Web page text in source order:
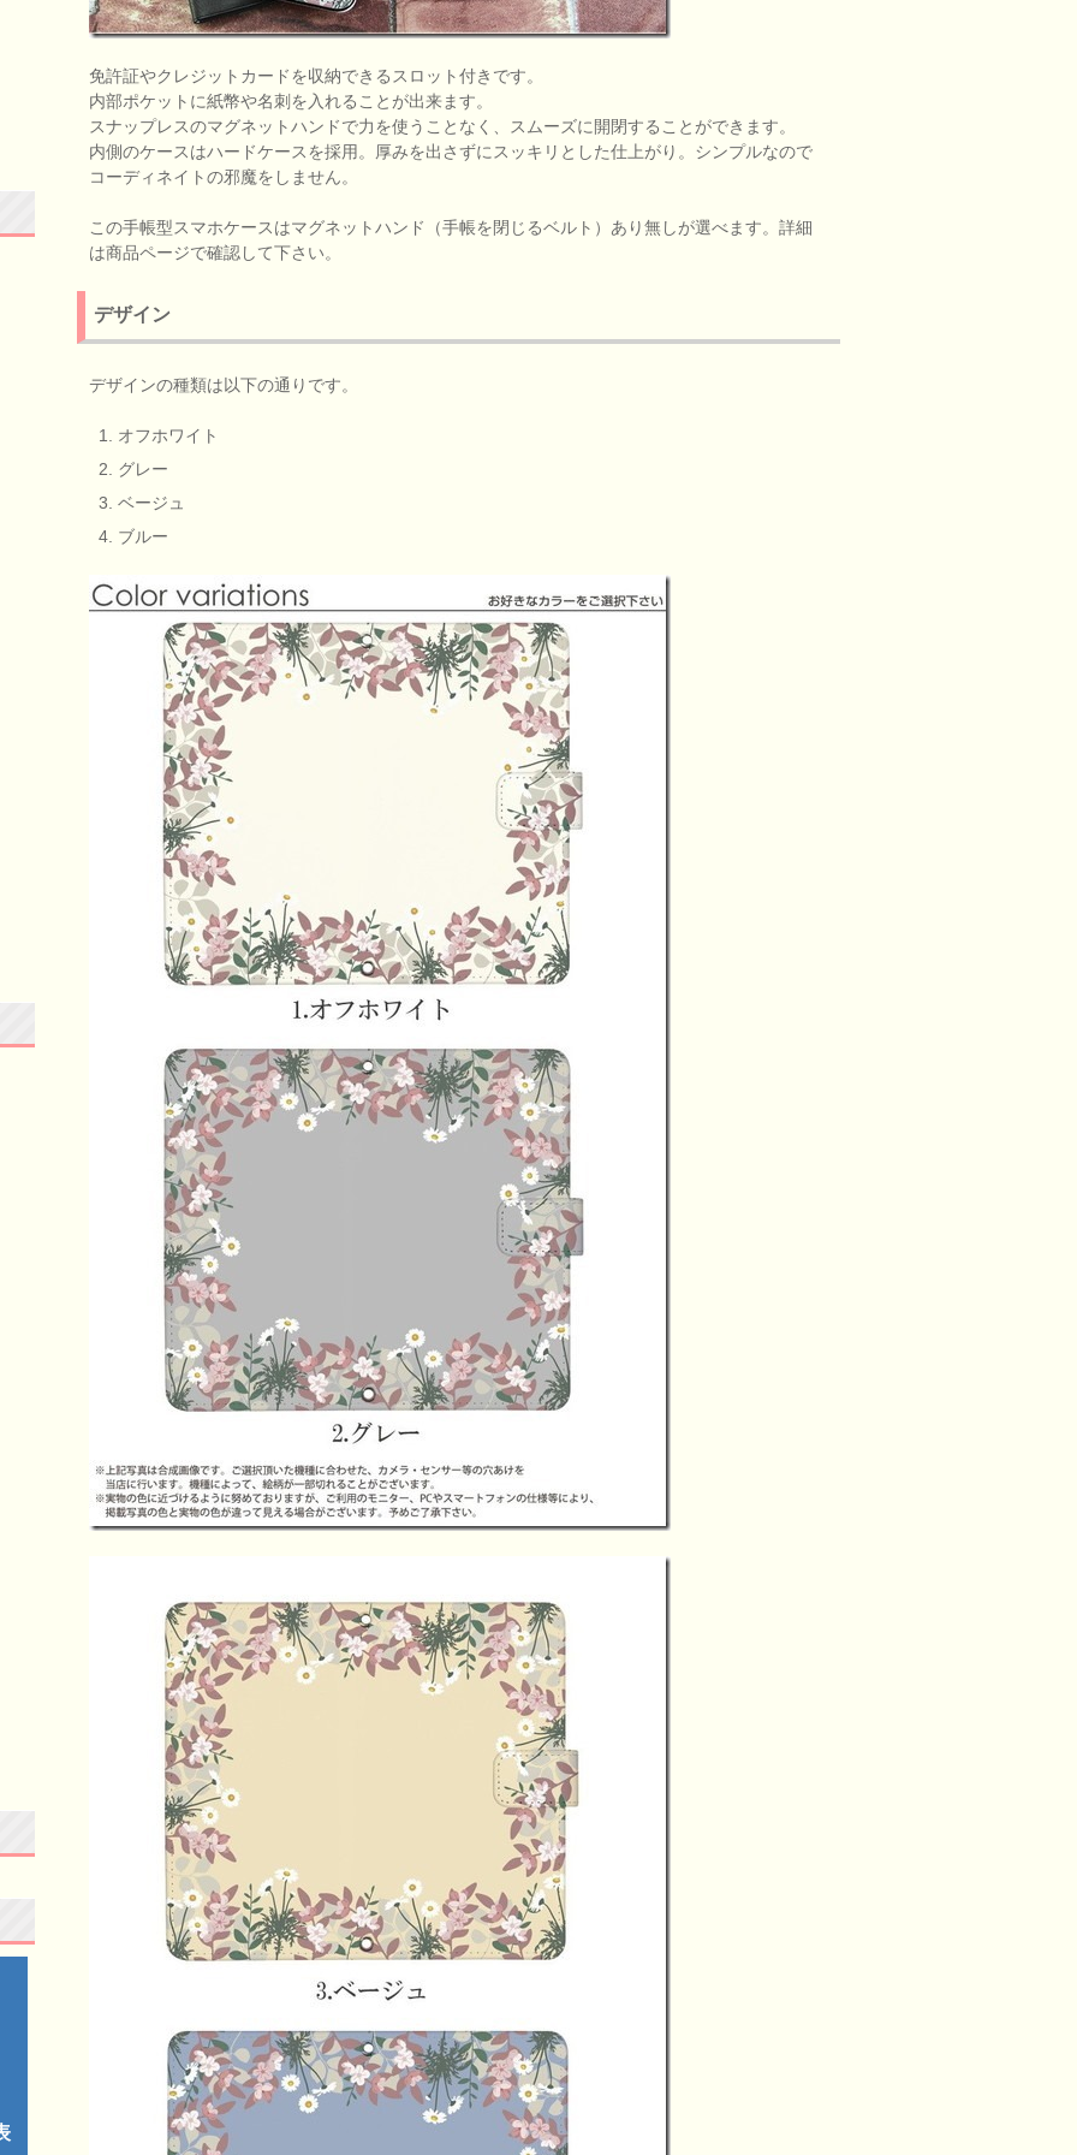
免許証やクレジットカードを収納できるスロット付きです。
内部ポケットに紙幣や名刺を入れることが出来ます。
スナップレスのマグネットハンドで力を使うことなく、スムーズに開閉することができます。
内側のケースはハードケースを採用。厚みを出さずにスッキリとした仕上がり。シンプルなので
コーディネイトの邪魔をしません。
この手帳型スマホケースはマグネットハンド（手帳を閉じるベルト）あり無しが選べます。詳細
は商品ページで確認して下さい。
デザイン
デザインの種類は以下の通りです。
オフホワイト
グレー
ベージュ
ブルー